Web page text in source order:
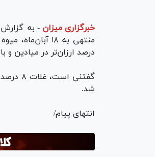
خبرگزاری میزان - به
درصد ارزان‌تر در میادین و
شد.
انتهای پیام/